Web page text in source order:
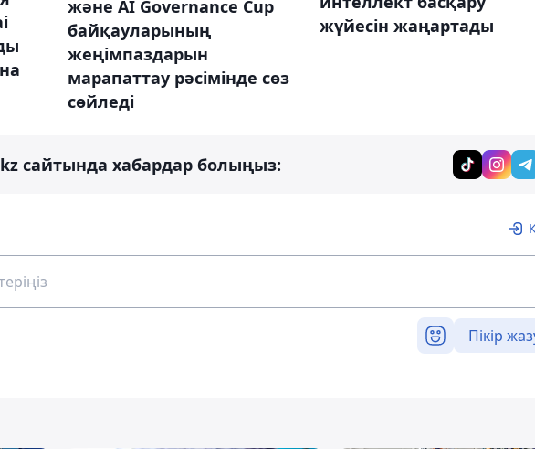
және AI Governance Cup
байқауларының
жеңімпаздарын
марапаттау рәсімінде сөз
сөйледі
жүйесін жаңартады
сайтында хабардар болыңыз:
Пікір